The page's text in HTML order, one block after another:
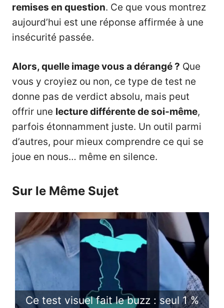
remises en question. Ce que vous montrez
aujourd’hui est une réponse affirmée à une
insécurité passée.
Alors, quelle image vous a dérangé ? Que
vous y croyiez ou non, ce type de test ne
donne pas de verdict absolu, mais peut
offrir une lecture différente de soi-même,
parfois étonnamment juste. Un outil parmi
d’autres, pour mieux comprendre ce qui se
joue en nous… même en silence.
Sur le Même Sujet
Ce test visuel fait le buzz : seul 1 %